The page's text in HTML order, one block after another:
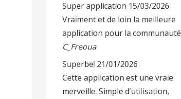
Super application 15/03/2026
Vraiment et de loin la meilleure
application pour la communauté
C_Freoua
Superbe! 21/01/2026
Cette application est une vraie
merveille. Simple d’utilisation,